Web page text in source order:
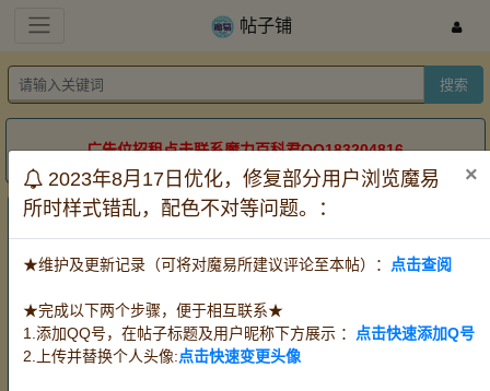
帖子铺
搜索
广告位招租点击联系魔力百科君QQ183204816
帖子铺
服务器： 全部 怀旧牧羊 怀旧金牛
怀旧双子
道具电信
道具网通
时长
方式：
全部 出售 收购
宠物：
全部 攻宠 魔宠 血宠
任务队宠
王宠赛宠
PK宠
装备：
武器 防具
2023年8月17日优化，修复部分用户浏览魔易
所时样式错乱，配色不对等问题。：
×
★维护及更新记录（可将对魔易所建议评论至本帖）： 点击查阅
★完成以下两个步骤，便于相互联系★
1.添加QQ号，在帖子标题及用户昵称下方展示 ：
点击快速添加Q号
2.上传并替换个人头像:点击快速变更头像